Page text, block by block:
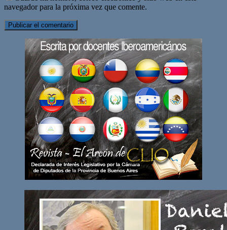
navegador para la próxima vez que comente.